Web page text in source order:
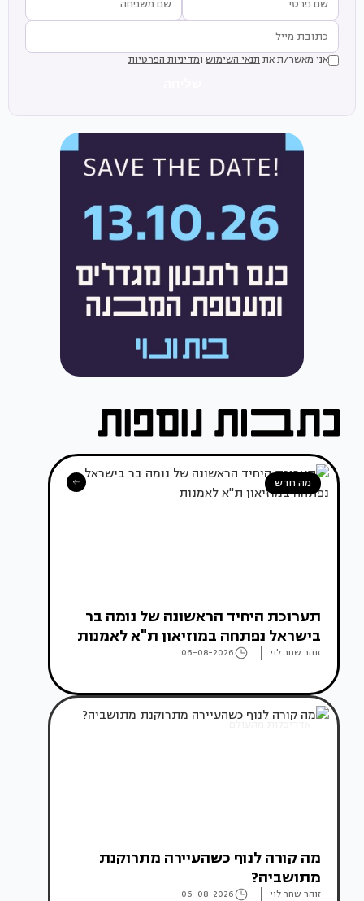
אני מאשר/ת את תנאי השימוש ומדיניות הפרטיות
מה חדש
תערוכת היחיד הראשונה של נומה בר
בישראל נפתחה במוזיאון ת"א לאמנות
זוהר שחר לוי 06-08-2026
אדריכלות מהעולם
מה קורה לנוף כשהעיירה מתרוקנת
מתושביה?
זוהר שחר לוי 06-08-2026